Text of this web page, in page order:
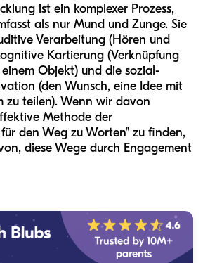
ist ein komplexer Prozess,
als nur Mund und Zunge. Sie
Verarbeitung (Hören und
Kartierung (Verknüpfung
Objekt) und die sozial-
(den Wunsch, eine Idee mit
zu teilen). Wenn wir davon
Methode der
den Weg zu Worten" zu finden,
diese Wege durch Engagement